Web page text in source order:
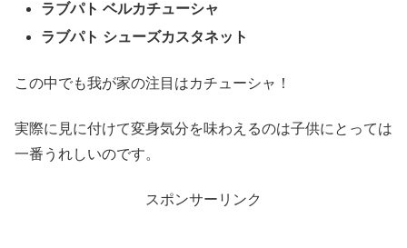
ラブパト ベルカチューシャ
ラブパト シューズカスタネット
この中でも我が家の注目はカチューシャ！
実際に見に付けて変身気分を味わえるのは子供にとっては
一番うれしいのです。
スポンサーリンク